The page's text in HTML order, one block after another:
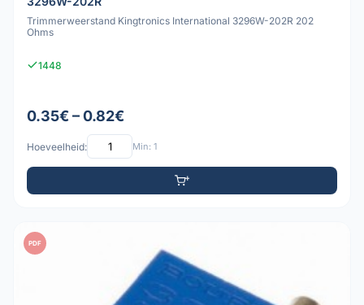
Trimmerweerstand Kingtronics International 3296W-202R 202
Ohms
1448
0.35€ – 0.82€
Hoeveelheid: Min: 1
PDF